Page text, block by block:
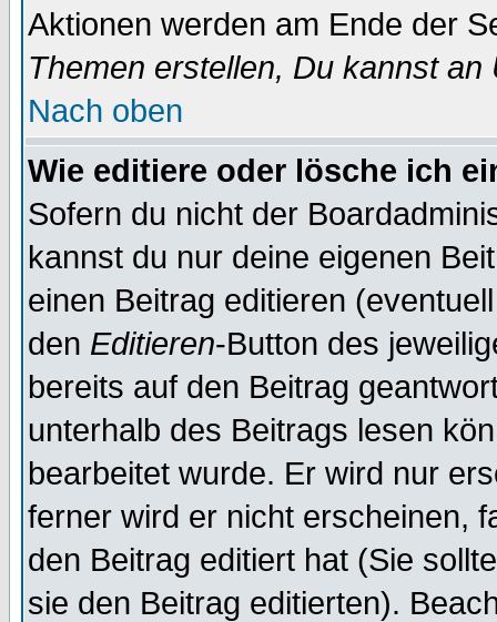
Aktionen werden am Ende der
Themen erstellen, Du kannst
Nach oben
Wie editiere oder lösche ich
Sofern du nicht der
kannst du nur deine eigenen
einen Beitrag editieren
den Editieren-Button des
bereits auf den Beitrag
unterhalb des Beitrags lesen
bearbeitet wurde. Er wird nur
ferner wird er nicht erscheinen,
den Beitrag editiert hat (Sie
sie den Beitrag editierten).